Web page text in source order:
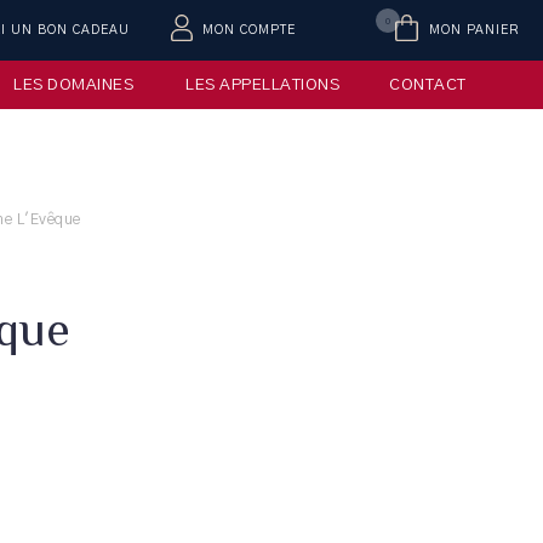
UN BON CADEAU MON COMPTE MON PANIER
0
LES DOMAINES LES APPELLATIONS CONTACT
L'Evêque